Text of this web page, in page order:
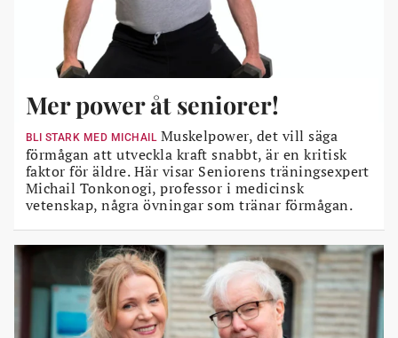
Mer power åt seniorer!
BLI STARK MED MICHAILMuskelpower, det vill säga
förmågan att utveckla kraft snabbt, är en kritisk
faktor för äldre. Här visar Seniorens träningsexpert
Michail Tonkonogi, professor i medicinsk
vetenskap, några övningar som tränar förmågan.